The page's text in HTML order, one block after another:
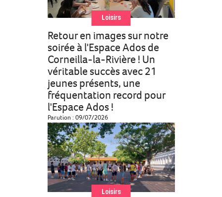
Loisirs
Retour en images sur notre
soirée à l'Espace Ados de
Corneilla-la-Rivière ! Un
véritable succès avec 21
jeunes présents, une
fréquentation record pour
l'Espace Ados !
Parution : 09/07/2026
Loisirs